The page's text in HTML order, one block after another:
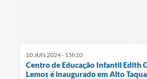
10 JUN 2024 - 15h10
Centro de Educação Infantil Edith
Lemos é inaugurado em Alto